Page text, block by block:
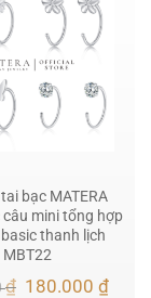
bạc MATERA
câu mini tổng hợp
thanh lịch
MBT22
₫ Giá
180.000₫Giá